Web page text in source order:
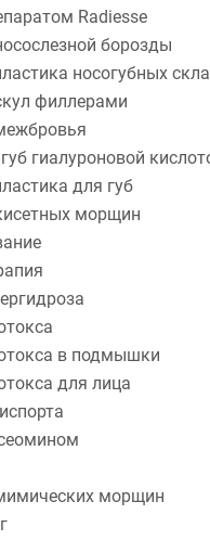
Radiesse
борозды
носогубных
филлерами
гиалуроновой
для губ
морщин
в подмышки
для лица
морщин